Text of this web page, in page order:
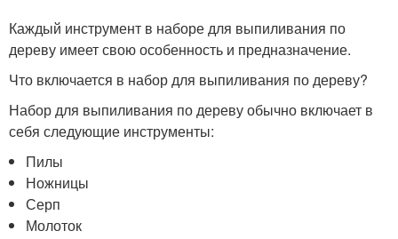
Каждый инструмент в наборе для выпиливания по
дереву имеет свою особенность и предназначение.
Что включается в набор для выпиливания по дереву?
Набор для выпиливания по дереву обычно включает в
себя следующие инструменты:
Пилы
Ножницы
Серп
Молоток